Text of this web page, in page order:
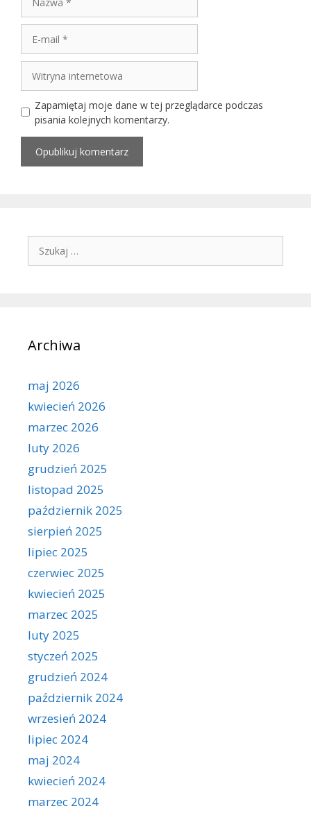
mail
internetowa
Zapamiętaj moje dane w tej przeglądarce podczas
pisania kolejnych komentarzy.
Szukaj:
Archiwa
maj 2026
kwiecień 2026
marzec 2026
luty 2026
grudzień 2025
listopad 2025
październik 2025
sierpień 2025
lipiec 2025
czerwiec 2025
kwiecień 2025
marzec 2025
luty 2025
styczeń 2025
grudzień 2024
październik 2024
wrzesień 2024
lipiec 2024
maj 2024
kwiecień 2024
marzec 2024